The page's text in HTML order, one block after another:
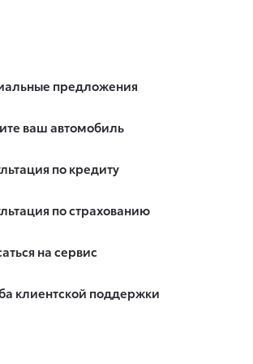
предложения
ваш автомобиль
по кредиту
по страхованию
на сервис
клиентской поддержки